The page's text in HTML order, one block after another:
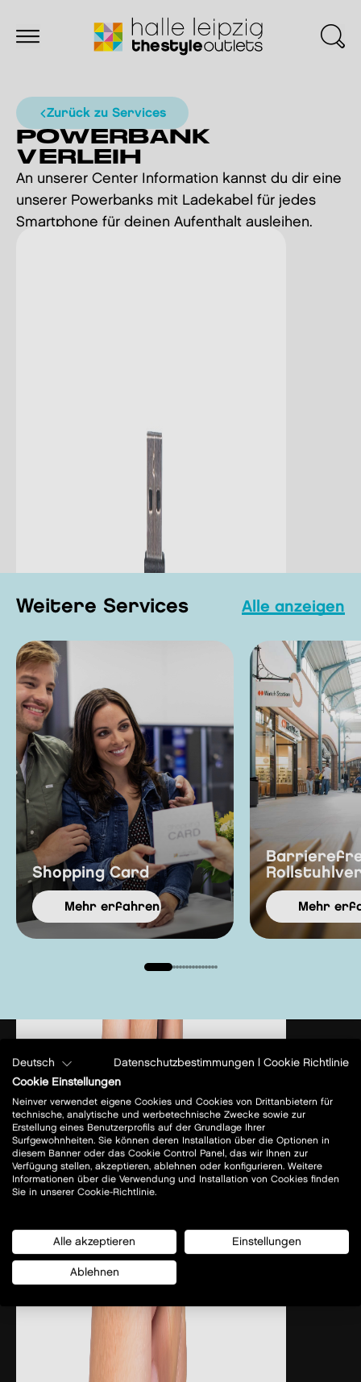
Zurück zu Services
POWERBANK
VERLEIH
An unserer Center Information kannst du dir eine
unserer Powerbanks mit Ladekabel für jedes
Smartphone für deinen Aufenthalt ausleihen.
Weitere Services Alle anzeigen
Shopping Card
Mehr erfahren Mehr
Berliner Straße 1
D-06796 Sandersdorf-Brehna
Heute geschlossen
alle öffnungszeiten anzeigen
plane deinen besuch
wie du uns erreichst
Marken
Angebote
Deutsch Datenschutzbestimmungen
Cookie Richtlinie
Cookie Einstellungen
Neinver verwendet eigene Cookies und Cookies von Drittanbietern für
technische, analytische und werbetechnische Zwecke sowie zur
Erstellung eines Benutzerprofils auf der Grundlage Ihrer
Surfgewohnheiten. Sie können deren Installation über die Optionen in
diesem Banner oder das Cookie Control Panel, das wir Ihnen zur
Verfügung stellen, akzeptieren, ablehnen oder konfigurieren. Weitere
Informationen über die Verwendung und Installation von Cookies finden
Sie in unserer Cookie-Richtlinie.
Alle akzeptieren Einstellungen
Ablehnen